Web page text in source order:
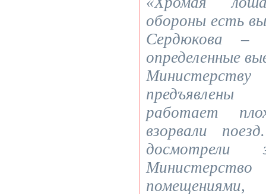
обороны есть
Сердюкова –
определенные
работает
взорвали
досмотрели